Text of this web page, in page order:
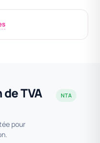
TVA
pour
NTA